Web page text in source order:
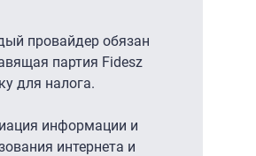
провайдер обязан
партия Fidesz
для налога.
информации и
интернета и